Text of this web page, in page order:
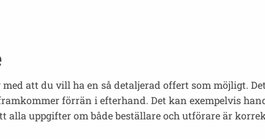
att du vill ha en så detaljerad offert som möjligt.
förrän i efterhand. Det kan exempelvis
alla uppgifter om både beställare och utförare är